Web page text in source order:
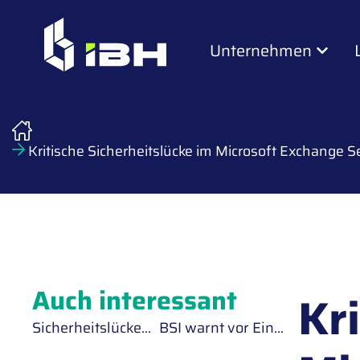
Unternehmen
Kritische Sicherheitslücke im Microsoft Exchange
Auch interessant
Sicherheitslücken in unternehmenseigenen Systemen frühzeitig erkennen BSI warnt vor Einsatz der Kaspersky Virenschutzsoftware